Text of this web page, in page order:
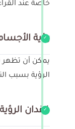
خاصة عند
رؤية
يمكن أن تظهر
الرؤية بسبب
فقدان